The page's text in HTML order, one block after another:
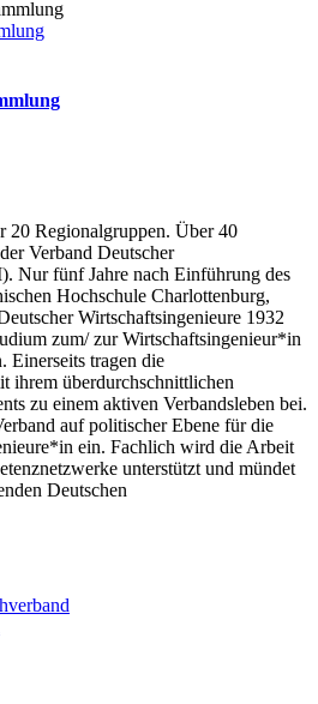
20 Regionalgruppen. Über 40
Verband Deutscher
Nur fünf Jahre nach Einführung des
Hochschule Charlottenburg,
Wirtschaftsingenieure 1932
zum/ zur Wirtschaftsingenieur*in
Einerseits tragen die
ihrem überdurchschnittlichen
zu einem aktiven Verbandsleben bei.
auf politischer Ebene für die
ein. Fachlich wird die Arbeit
unterstützt und mündet
Deutschen